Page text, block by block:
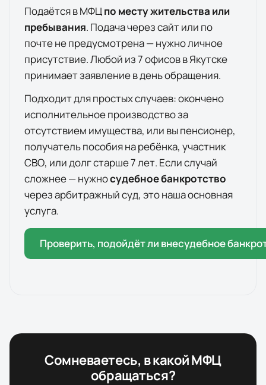
Подаётся в МФЦпо месту жительства или
пребывания. Подача через сайт или по
почте не предусмотрена — нужно личное
присутствие. Любой из7офисоввЯкутске
принимает заявление в день обращения.
Подходит для простых случаев: окончено
исполнительное производство за
отсутствием имущества, или вы пенсионер,
получатель пособия на ребёнка, участник
СВО, или долг старше 7 лет. Если случай
сложнее — нужносудебное банкротство
через арбитражный суд, это наша основная
услуга.
Проверить, подойдёт ли внесудебное
Сомневаетесь, в какой МФЦ
обращаться?